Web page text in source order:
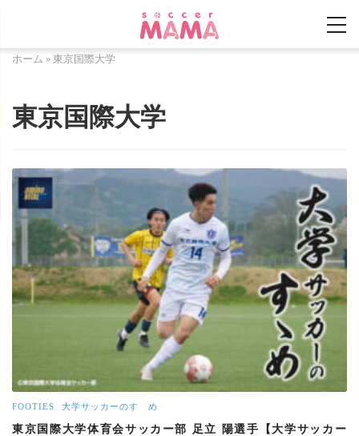
ホーム » 東京国際大学
東京国際大学
FOOTIES 大学サッカーのすゝめ
東京国際大学体育会サッカー部 足立 陽選手【大学サッカー